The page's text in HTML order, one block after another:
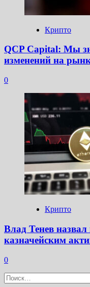
Крипто
QCP Capital: Мы
изменений на
0
Крипто
Влад Тенев
казначейским
0
Найти: